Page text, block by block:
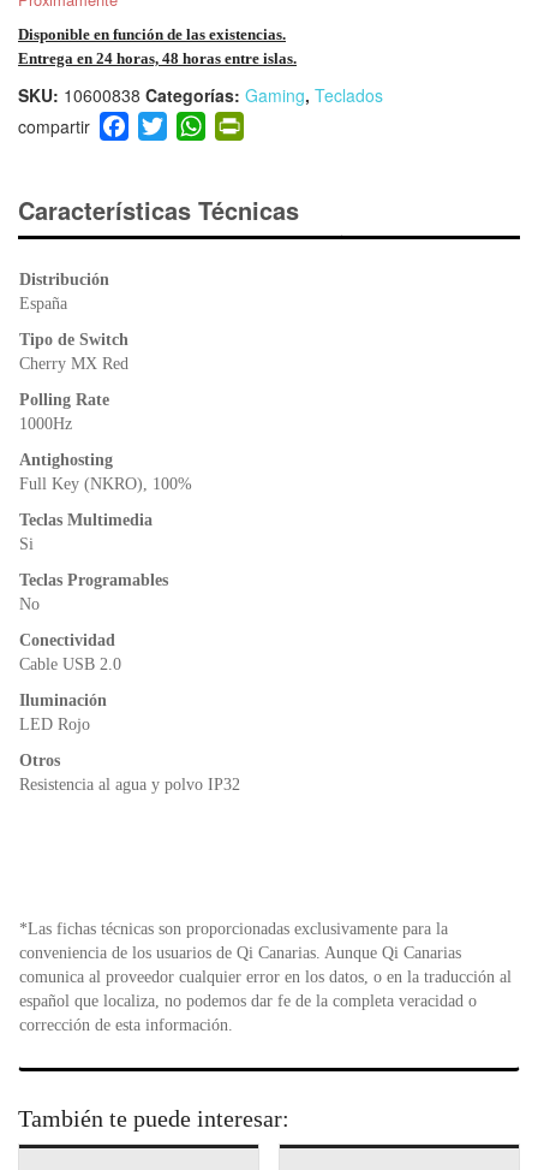
Disponible en función de las existencias.
Entrega en 24 horas, 48 horas entre islas.
SKU: 10600838 Categorías: Gaming, Teclados
F
a
e
b
T
wi
er
W
h
s
A
ri
e
Características Técnicas
Distribución
España
Tipo de Switch
Cherry MX Red
Polling Rate
1000Hz
Antighosting
Full Key (NKRO), 100%
Teclas Multimedia
Si
Teclas Programables
No
Conectividad
Cable USB 2.0
Iluminación
LED Rojo
Otros
Resistencia al agua y polvo IP32
*Las fichas técnicas son proporcionadas exclusivamente para la
conveniencia de los usuarios de Qi Canarias. Aunque Qi Canarias
comunica al proveedor cualquier error en los datos, o en la traducción al
español que localiza, no podemos dar fe de la completa veracidad o
corrección de esta información.
También te puede interesar: